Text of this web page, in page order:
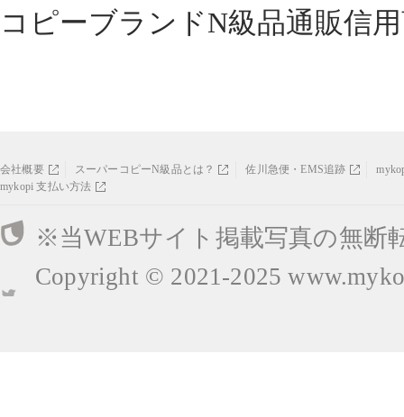
コピーブランドN級品通販信
会社概要 スーパーコピーN級品とは？ 佐川急便・EMS追跡
mykopi 支払い方法
※当WEBサイト掲載写真の無断
Copyright © 2021-2025